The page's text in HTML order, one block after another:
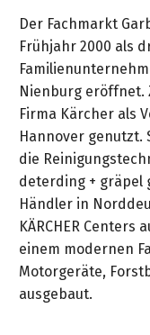
Der Fachmarkt
Frühjahr 2000 als
Nienburg eröffnet.
Firma Kärcher als
Hannover
die
deterding +
Händler in
KÄRCHER Centers
einem modernen
Motorgeräte,
ausgebaut.